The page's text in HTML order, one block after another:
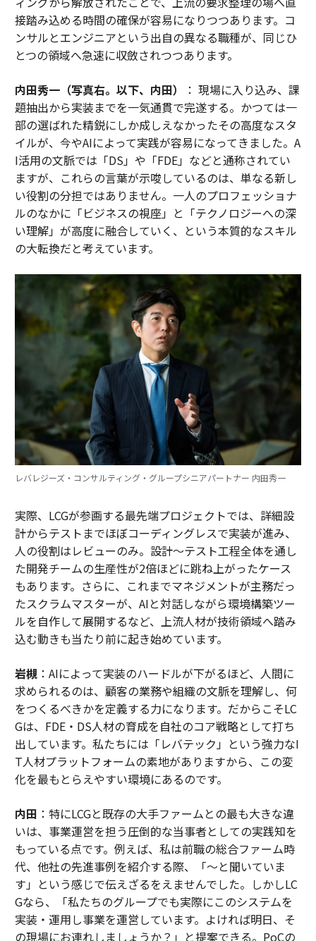
接踏み込める時間の確保が容易になりつつあります。コ
ンサルとエンジニアという出自の異なる職種が、同じひ
とつの領域へ急速に収斂されつつあります。
内田秀一（写真右。以下、内田）
： 現場に入り込み、課
題抽出から実装までを一気通貫で完遂する。かつては一
部の選ばれた精鋭にしか成しえなかったその高度なスタ
イルが、今やAIによって実践が容易になってきました。A
I活用の文脈では「DS」や「FDE」などと通称されてい
ますが、これらの言葉が示唆しているのは、単なる新し
い役割の分担ではありません。一人のプロフェッショナ
ルのなかに「ビジネスの視座」と「テクノロジーへの深
い理解」が高度に融合していく、という本質的なスキル
の大転換だと考えています。
レバレジーズ・コンサルティング・グループシニアパートナー 内田秀一
実際、LCGが参画する最先端プロジェクトでは、詳細設
計からテストまでほぼコーディングレスで実装が進み、
人の役割はレビューのみ。設計～テスト工程全体を通し
た開発チームの生産性が2倍ほどに跳ね上がったケース
もあります。さらに、これまでマネジメントが主務だっ
たスクラムマスターが、AIと対話しながら環境構築ツー
ルを自作して展開するなど、上流人材が技術領域へ踏み
込む動きも当たり前に起き始めています。
岩槻：AIによって実装のハードルが下がるほど、人間に
求められるのは、顧客の業務や組織の文脈を理解し、何
をつくるべきかを定義する力になります。だからこそLC
Gは、FDE・DS人材の育成を自社のコア戦略として打ち
出しています。私たちには「レバテック」という強力なI
T人材プラットフォームの素地がありますから、この変
化を最もとらえやすい環境にあるのです。
内田 ：特にLCGと既存の大手ファームとの最も大きな違
いは、事業運営を担う圧倒的な当事者としての実践知を
もっている点です。例えば、私は前職の総合ファーム時
代、他社の先進事例を紹介する際、「〜と聞いていま
す」という感じで伝えざるをえませんでした。しかしLC
Gなら、「私たちのグループでも実際にこのシステムを
実装・運用し事業を運営しています。よければ明日、そ
の現場にお連れしましょうか？」と提案できる。PoCの